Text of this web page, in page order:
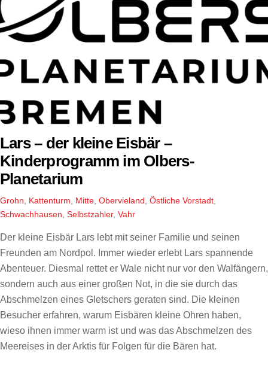
Lars – der kleine Eisbär –
Kinderprogramm im Olbers-
Planetarium
Grohn Kattenturm Mitte Obervieland Östliche Vorstadt
Schwachhausen Selbstzahler, Vahr
Der kleine Eisbär Lars lebt mit seiner Familie und seinen
Freunden am Nordpol. Immer wieder erlebt Lars spannende
Abenteuer. Diesmal rettet er Wale nicht nur vor den Walfängern,
sondern auch aus einer großen Not, in die sie durch das
Abschmelzen eines Gletschers geraten sind. Die kleinen
Besucher erfahren, warum Eisbären kleine Ohren haben,
wieso ihnen immer warm ist und was das Abschmelzen des
Meereises in der Arktis für Folgen für die Bären hat.